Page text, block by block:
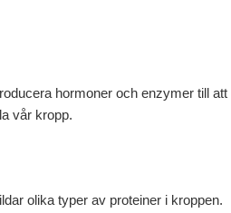
hormoner och enzymer till att
vår kropp.
olika typer av proteiner i kroppen.